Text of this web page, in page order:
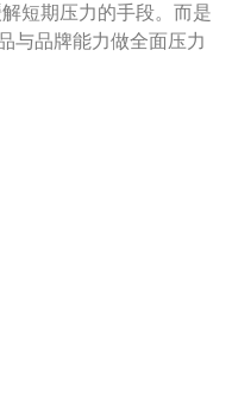
短期压力的手段。而是
与品牌能力做全面压力